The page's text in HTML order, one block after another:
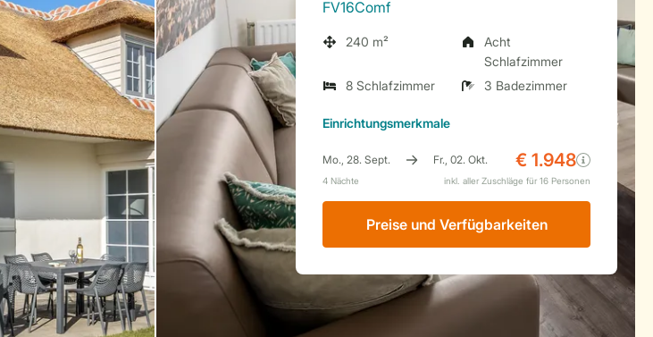
FV16Comf
240 m²
Acht
Schlafzimmer
8 Schlafzimmer
3 Badezimmer
Einrichtungsmerkmale
Preise und Verfügbarkeiten